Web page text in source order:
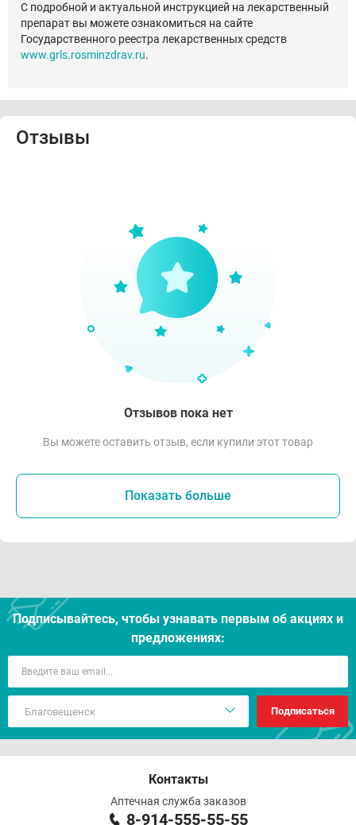
С подробной и актуальной инструкцией на лекарственный
препарат вы можете ознакомиться на сайте
Государственного реестра лекарственных средств
www.grls.rosminzdrav.ru.
Отзывы
Отзывов пока нет
Вы можете оставить отзыв, если купили этот товар
Показать больше
Подписывайтесь, чтобы узнавать первым об акцияx и
предложениях:
Подписаться
Контакты
Аптечная служба заказов
8-914-555-55-55